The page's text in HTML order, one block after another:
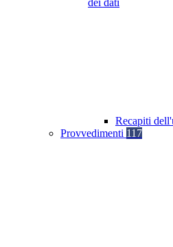
dei dati
Recapiti
Provvedimenti 117